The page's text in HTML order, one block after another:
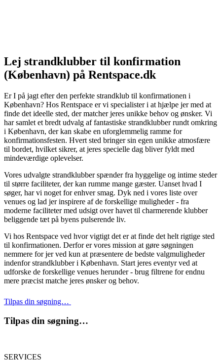
Lej strandklubber til konfirmation
(København) på Rentspace.dk
Er I på jagt efter den perfekte strandklub til konfirmationen i
København? Hos Rentspace er vi specialister i at hjælpe jer med at
finde det ideelle sted, der matcher jeres unikke behov og ønsker. Vi
har samlet et bredt udvalg af fantastiske strandklubber rundt omkring
i København, der kan skabe en uforglemmelig ramme for
konfirmationsfesten. Hvert sted bringer sin egen unikke atmosfære
til bordet, hvilket sikrer, at jeres specielle dag bliver fyldt med
mindeværdige oplevelser.
Vores udvalgte strandklubber spænder fra hyggelige og intime steder
til større faciliteter, der kan rumme mange gæster. Uanset hvad I
søger, har vi noget for enhver smag. Dyk ned i vores liste over
venues og lad jer inspirere af de forskellige muligheder - fra
moderne faciliteter med udsigt over havet til charmerende klubber
beliggende tæt på byens pulserende liv.
Vi hos Rentspace ved hvor vigtigt det er at finde det helt rigtige sted
til konfirmationen. Derfor er vores mission at gøre søgningen
nemmere for jer ved kun at præsentere de bedste valgmuligheder
indenfor strandklubber i København. Start jeres eventyr ved at
udforske de forskellige venues herunder - brug filtrene for endnu
mere præcist matche jeres ønsker og behov.
Tilpas din søgning…
Tilpas din søgning…
SERVICES